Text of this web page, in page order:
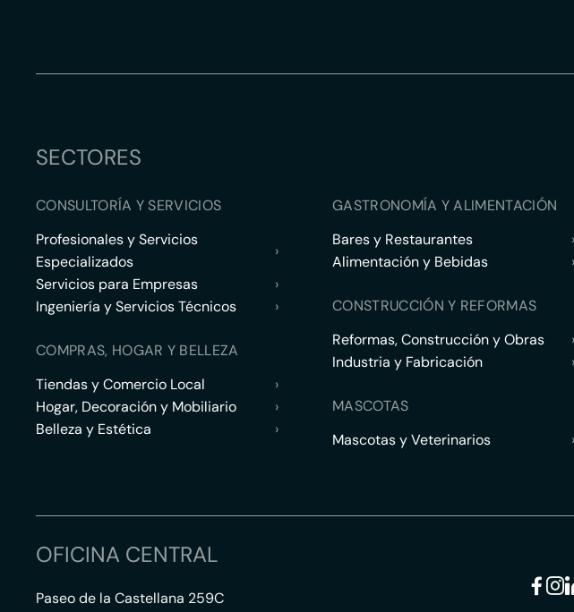
SECTORES
CONSULTORÍA Y SERVICIOS
Profesionales y Servicios
Especializados
›
Servicios para Empresas
›
Ingeniería y Servicios Técnicos
›
COMPRAS, HOGAR Y BELLEZA
Tiendas y Comercio Local
›
Hogar, Decoración y Mobiliario
›
Belleza y Estética
›
GASTRONOMÍA Y ALIMENTACIÓN
Bares y Restaurantes
›
Alimentación y Bebidas
›
CONSTRUCCIÓN Y REFORMAS
Reformas, Construcción y Obras
›
Industria y Fabricación
›
MASCOTAS
Mascotas y Veterinarios
›
OFICINA CENTRAL
Paseo de la Castellana 259C